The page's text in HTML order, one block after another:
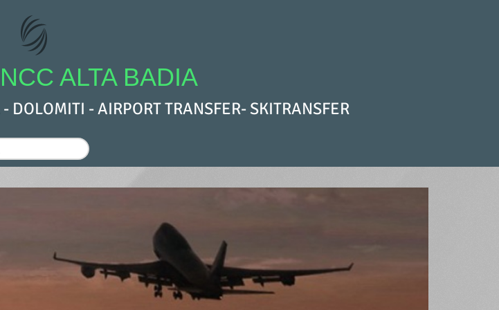
ALTA BADIA
DOLOMITI - AIRPORT TRANSFER- SKITRANSFER